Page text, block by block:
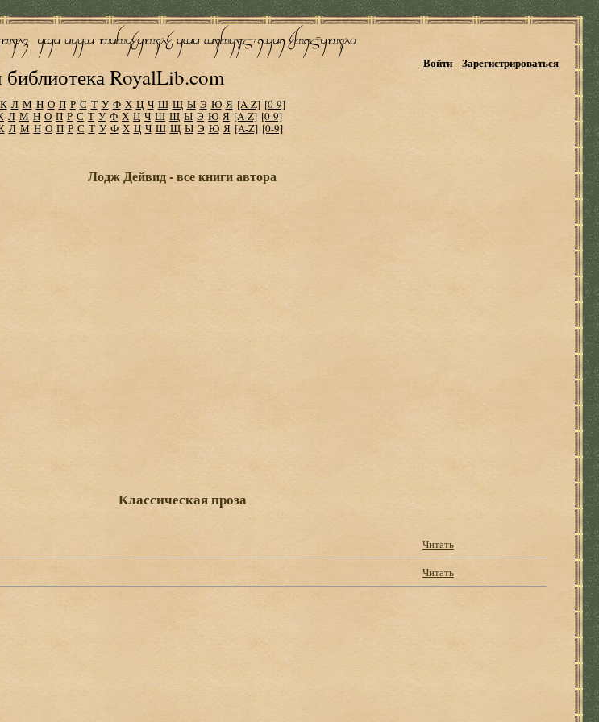
библиотека RoyalLib.com
Войти Зарегистрироваться
К Л М Н О П Р С Т У Ф Х Ц Ч Ш Щ Ы Э Ю Я [A-Z] [0-9]
Л М Н О П Р С Т У Ф Х Ц Ч Ш Щ Ы Э Ю Я [A-Z] [0-9]
Л М Н О П Р С Т У Ф Х Ц Ч Ш Щ Ы Э Ю Я [A-Z] [0-9]
Лодж Дейвид - все книги автора
Классическая проза
Читать
Читать